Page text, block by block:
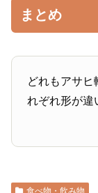
まとめ
どれもアサヒ
れぞれ形が違
食べ物・飲み物